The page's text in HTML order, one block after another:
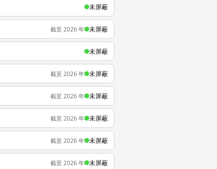
未屏蔽
截至 2026 年 未屏蔽
未屏蔽
截至 2026 年 未屏蔽
截至 2026 年 未屏蔽
截至 2026 年 未屏蔽
截至 2026 年 未屏蔽
截至 2026 年 未屏蔽